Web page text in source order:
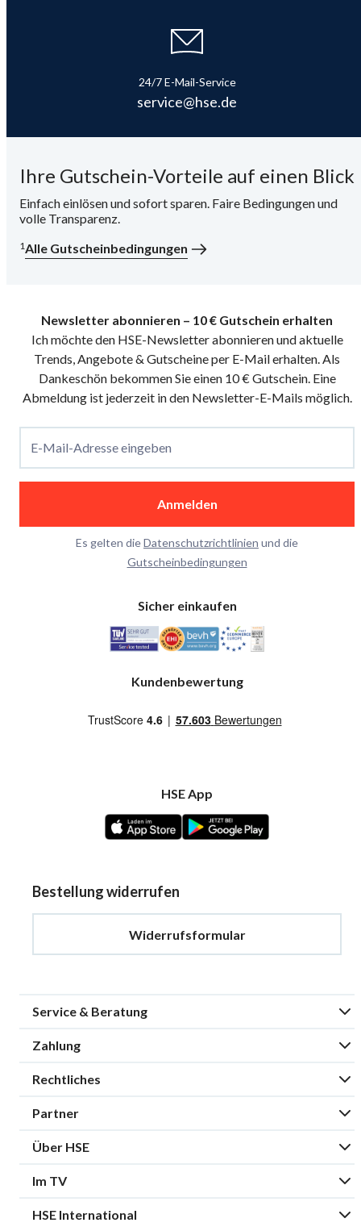
24/7 E-Mail-Service
service@hse.de
Ihre Gutschein-Vorteile auf einen Blick
Einfach einlösen und sofort sparen. Faire Bedingungen und
volle Transparenz.
1Alle Gutscheinbedingungen
Newsletter abonnieren – 10 € Gutschein erhalten
Ich möchte den HSE-Newsletter abonnieren und aktuelle
Trends, Angebote & Gutscheine per E-Mail erhalten. Als
Dankeschön bekommen Sie einen 10 € Gutschein. Eine
Abmeldung ist jederzeit in den Newsletter-E-Mails möglich.
E-Mail-Adresse eingeben
Anmelden
Es gelten dieDatenschutzrichtlinien und die
Gutscheinbedingungen
Sicher einkaufen
Kundenbewertung
HSE App
Bestellung widerrufen
Widerrufsformular
Service & Beratung
Zahlung
Rechtliches
Partner
Über HSE
Im TV
HSE International